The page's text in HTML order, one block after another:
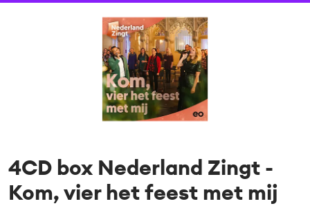
4CD box Nederland Zingt -
Kom, vier het feest met mij